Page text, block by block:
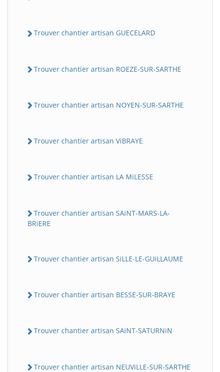
Trouver chantier artisan GUECELARD
Trouver chantier artisan ROEZE-SUR-SARTHE
Trouver chantier artisan NOYEN-SUR-SARTHE
Trouver chantier artisan ViBRAYE
Trouver chantier artisan LA MiLESSE
Trouver chantier artisan SAiNT-MARS-LA-
BRiERE
Trouver chantier artisan SiLLE-LE-GUiLLAUME
Trouver chantier artisan BESSE-SUR-BRAYE
Trouver chantier artisan SAiNT-SATURNiN
Trouver chantier artisan NEUViLLE-SUR-SARTHE